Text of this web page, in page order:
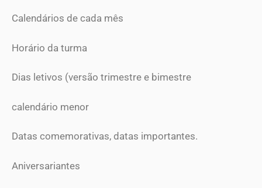
Calendários de cada mês
Horário da turma
Dias letivos (versão trimestre e bimestre
calendário menor
Datas comemorativas, datas importantes.
Aniversariantes